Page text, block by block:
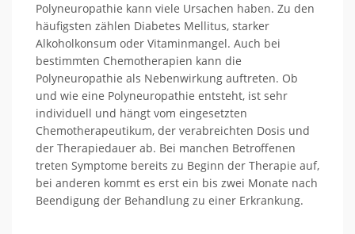
Polyneuropathie kann viele Ursachen haben. Zu den
häufigsten zählen Diabetes Mellitus, starker
Alkoholkonsum oder Vitaminmangel. Auch bei
bestimmten Chemotherapien kann die
Polyneuropathie als Nebenwirkung auftreten. Ob
und wie eine Polyneuropathie entsteht, ist sehr
individuell und hängt vom eingesetzten
Chemotherapeutikum, der verabreichten Dosis und
der Therapiedauer ab. Bei manchen Betroffenen
treten Symptome bereits zu Beginn der Therapie auf,
bei anderen kommt es erst ein bis zwei Monate nach
Beendigung der Behandlung zu einer Erkrankung.